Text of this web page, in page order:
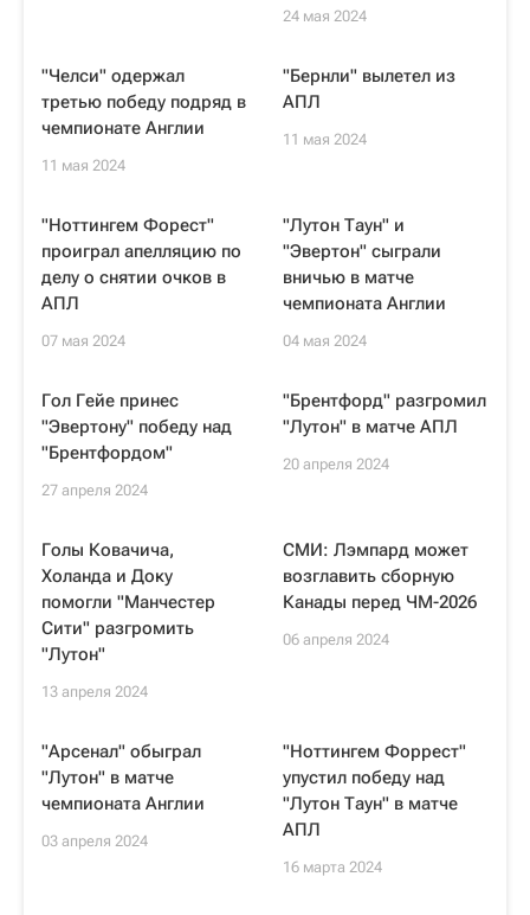
24 мая 2024
"Челси" одержал
третью победу подряд в
чемпионате Англии
11 мая 2024
"Бернли" вылетел из
АПЛ
11 мая 2024
"Ноттингем Форест"
проиграл апелляцию по
делу о снятии очков в
АПЛ
07 мая 2024
"Лутон Таун" и
"Эвертон" сыграли
вничью в матче
чемпионата Англии
04 мая 2024
Гол Гейе принес
"Эвертону" победу над
"Брентфордом"
27 апреля 2024
"Брентфорд" разгромил
"Лутон" в матче АПЛ
20 апреля 2024
Голы Ковачича,
Холанда и Доку
помогли "Манчестер
Сити" разгромить
"Лутон"
13 апреля 2024
СМИ: Лэмпард может
возглавить сборную
Канады перед ЧМ-2026
06 апреля 2024
"Арсенал" обыграл
"Лутон" в матче
чемпионата Англии
03 апреля 2024
"Ноттингем Форрест"
упустил победу над
"Лутон Таун" в матче
АПЛ
16 марта 2024